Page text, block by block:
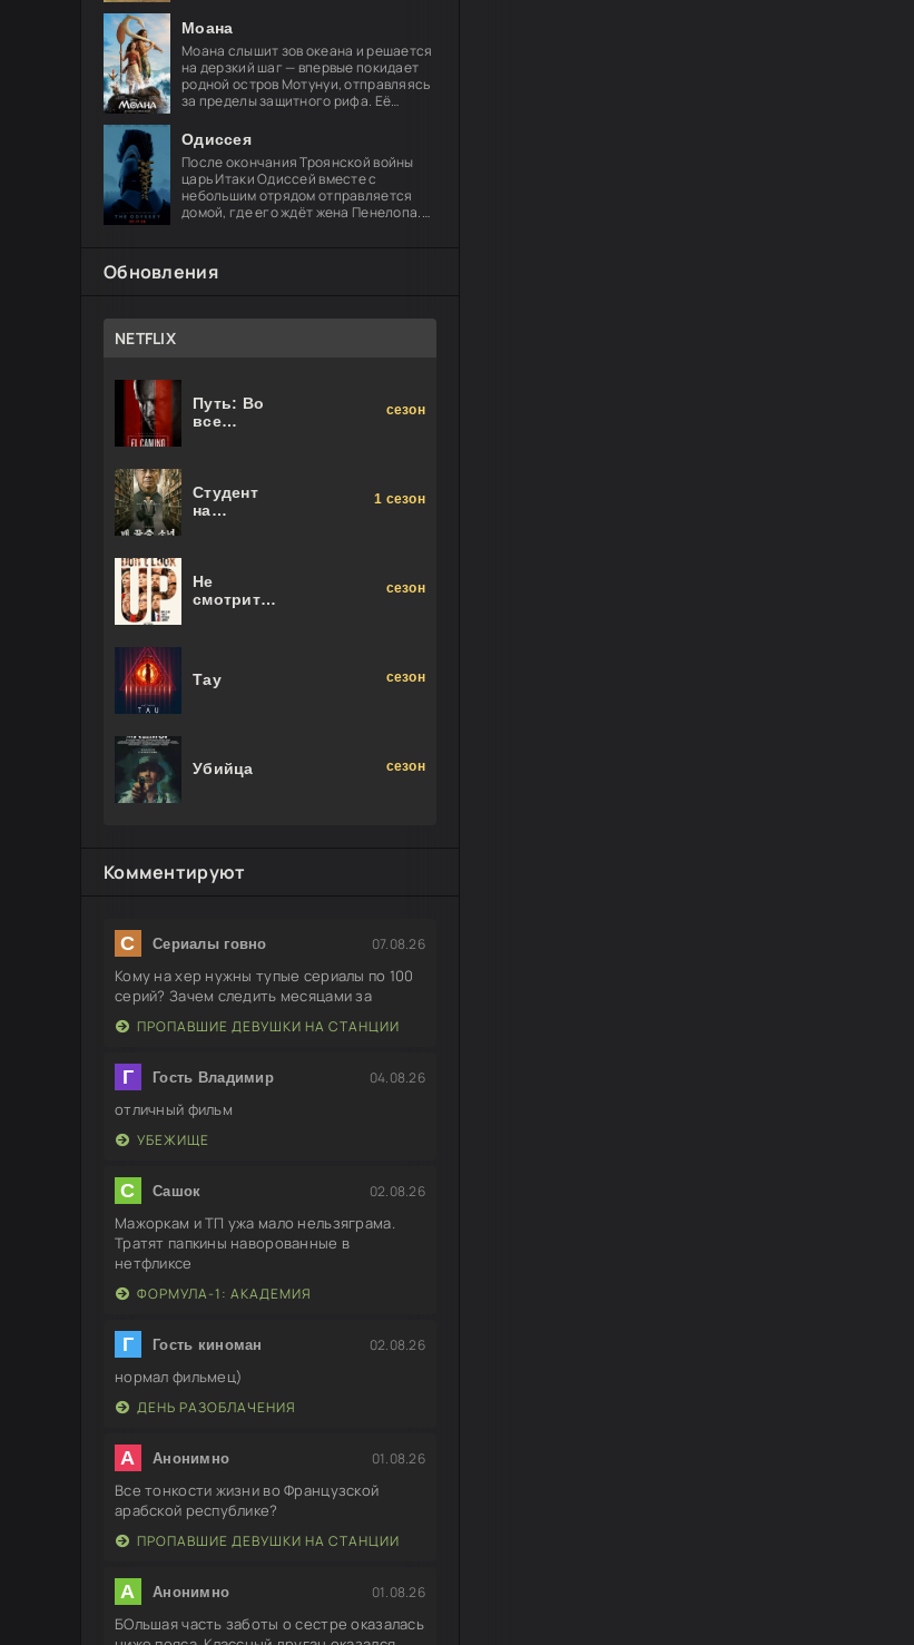
друга Акселя позаботиться о
девушке.
Моана
Моана слышит зов океана и решается
на дерзкий шаг — впервые покидает
родной остров Мотунуи, отправляясь
за пределы защитного рифа. Её
Мауи, чья слава гремит по всем
Одиссея
После окончания Троянской войны
царь Итаки Одиссей вместе с
небольшим отрядом отправляется
домой, где его ждёт жена Пенелопа.
Обновления
NETFLIX
Путь: Во
все
сезон
Студент
на
1 сезон
Не
смотрите
сезон
Тау сезон
Убийца сезон
Комментируют
С Сериалы говно 07.08.26
Кому на хер нужны тупые сериалы по 100
серий? Зачем следить месяцами за
ПРОПАВШИЕ ДЕВУШКИ НА СТАНЦИИ
Г Гость Владимир 04.08.26
отличный фильм
УБЕЖИЩЕ
С Сашок 02.08.26
Мажоркам и ТП ужа мало нельзяграма.
Тратят папкины наворованные в
нетфликсе
ФОРМУЛА-1: АКАДЕМИЯ
Г Гость киноман 02.08.26
нормал фильмец)
ДЕНЬ РАЗОБЛАЧЕНИЯ
А Анонимно 01.08.26
Все тонкости жизни во Французской
арабской республике?
ПРОПАВШИЕ ДЕВУШКИ НА СТАНЦИИ
А Анонимно 01.08.26
БОльшая часть заботы о сестре оказалась